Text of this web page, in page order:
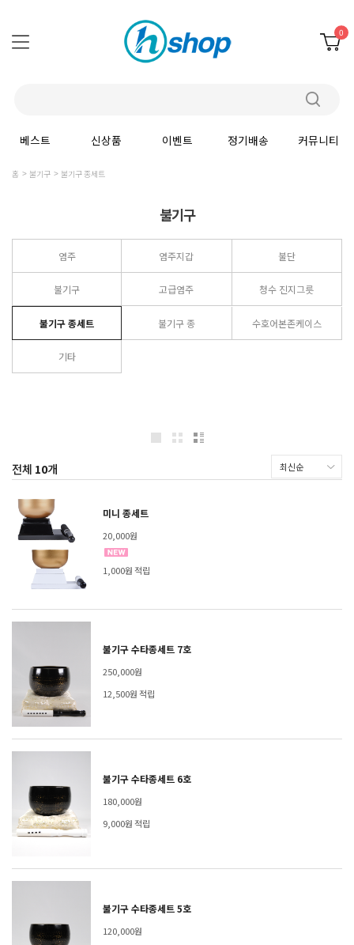
0
베스트 신상품 이벤트 정기배송 커뮤니티
홈 불기구 불기구 종세트
불기구
염주 염주지갑 불단
불기구 고급염주 청수 진지그릇
불기구 종세트 불기구 종 수호어본존케이스
기타
전체 10개
미니 종세트
20,000원
1,000원 적립
불기구 수타종세트 7호
250,000원
12,500원 적립
불기구 수타종세트 6호
180,000원
9,000원 적립
불기구 수타종세트 5호
120,000원